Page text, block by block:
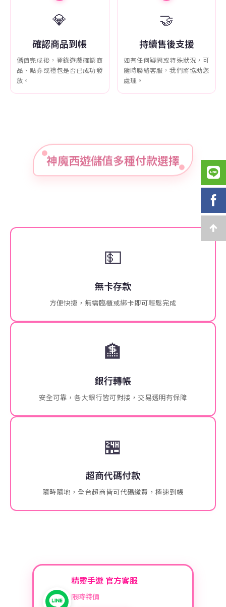
💎
確認商品到帳
儲值完成後，登錄遊戲確認商
品、點券或禮包是否已成功發
放。
🤝
持續售後支援
如有任何疑問或特殊狀況，可
隨時聯絡客服，我們將協助您
處理。
神魔西遊儲值多種付款選擇
💵
無卡存款
方便快捷，無需臨櫃或綁卡即可輕鬆完成
🏦
銀行轉帳
安全可靠，各大銀行皆可對接，交易透明有保障
🏪
超商代碼付款
隨時隨地，全台超商皆可代碼繳費，極速到帳
精靈手遊 官方客服
限時特價